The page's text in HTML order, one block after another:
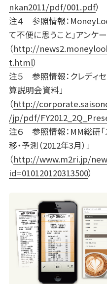
nkan2011/pdf/001.pdf）
注４ 参照情報：
て不便に思うこと」アンケ
（http://
t.html）
注５ 参照情報：クレディ
算説明会資料」
（http://
/jp/pdf/
注６ 参照情報：MM総研
移・予測（2012年3月）」
（http://www.m2ri.jp/
id=010120120313500）